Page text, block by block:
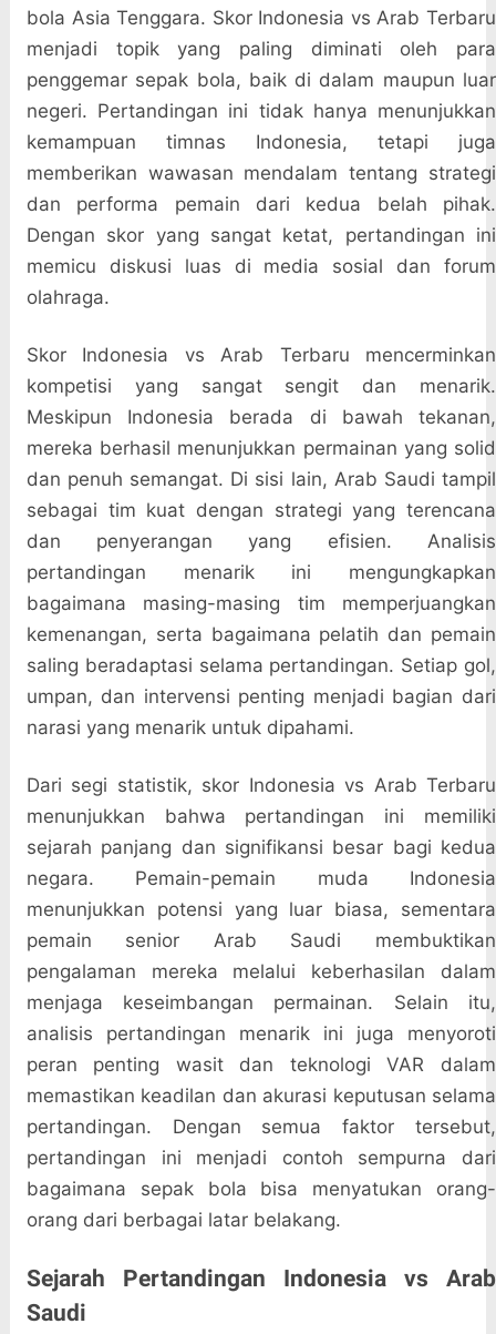
bola Asia Tenggara. Skor Indonesia vs Arab Terbaru
menjadi topik yang paling diminati oleh para
penggemar sepak bola, baik di dalam maupun luar
negeri. Pertandingan ini tidak hanya menunjukkan
kemampuan timnas Indonesia, tetapi juga
memberikan wawasan mendalam tentang strategi
dan performa pemain dari kedua belah pihak.
Dengan skor yang sangat ketat, pertandingan ini
memicu diskusi luas di media sosial dan forum
olahraga.
Skor Indonesia vs Arab Terbaru mencerminkan
kompetisi yang sangat sengit dan menarik.
Meskipun Indonesia berada di bawah tekanan,
mereka berhasil menunjukkan permainan yang solid
dan penuh semangat. Di sisi lain, Arab Saudi tampil
sebagai tim kuat dengan strategi yang terencana
dan penyerangan yang efisien. Analisis
pertandingan menarik ini mengungkapkan
bagaimana masing-masing tim memperjuangkan
kemenangan, serta bagaimana pelatih dan pemain
saling beradaptasi selama pertandingan. Setiap gol,
umpan, dan intervensi penting menjadi bagian dari
narasi yang menarik untuk dipahami.
Dari segi statistik, skor Indonesia vs Arab Terbaru
menunjukkan bahwa pertandingan ini memiliki
sejarah panjang dan signifikansi besar bagi kedua
negara. Pemain-pemain muda Indonesia
menunjukkan potensi yang luar biasa, sementara
pemain senior Arab Saudi membuktikan
pengalaman mereka melalui keberhasilan dalam
menjaga keseimbangan permainan. Selain itu,
analisis pertandingan menarik ini juga menyoroti
peran penting wasit dan teknologi VAR dalam
memastikan keadilan dan akurasi keputusan selama
pertandingan. Dengan semua faktor tersebut,
pertandingan ini menjadi contoh sempurna dari
bagaimana sepak bola bisa menyatukan orang-
orang dari berbagai latar belakang.
Sejarah Pertandingan Indonesia vs Arab
Saudi